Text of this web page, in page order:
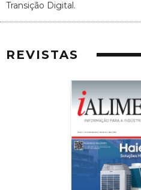
Transição Digital.
REVISTAS